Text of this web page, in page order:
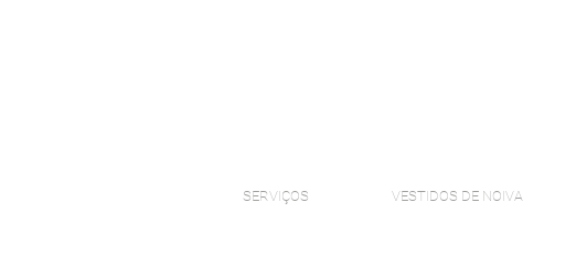
SERVIÇOS VESTIDOS DE NOIVA